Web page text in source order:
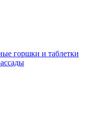
горшки и таблетки